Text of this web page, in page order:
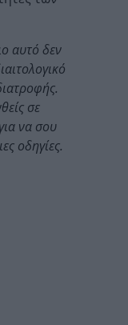
αυτό δεν
σε
να σου
οδηγίες.